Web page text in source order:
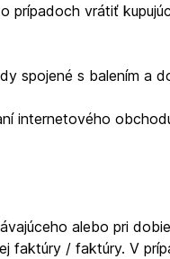
vrátiť
spojené s balením a
internetového
alebo pri
faktúry / faktúry. V